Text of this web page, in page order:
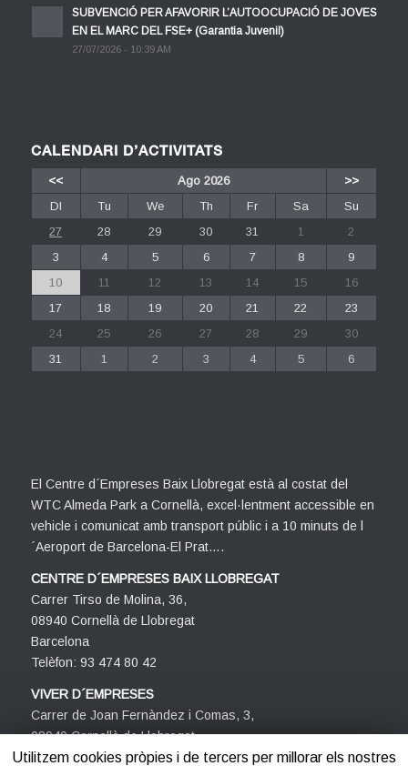
SUBVENCIÓ PER AFAVORIR L’AUTOOCUPACIÓ DE JOVES
EN EL MARC DEL FSE+ (Garantia Juvenil)
27/07/2026 - 10:39 AM
CALENDARI D’ACTIVITATS
<< Ago 2026
>>
Dl
Tu We Th Fr Sa
Su
27
28 29 30 31 1
2
3
4 5 6 7 8
9
10
11 12 13 14 15
16
17
18 19 20 21 22
23
24
25 26 27 28 29
30
31
1 2 3 4 5 6
El Centre d´Empreses Baix Llobregat està al costat del
WTC Almeda Park a Cornellà, excel·lentment accessible en
vehicle i comunicat amb transport públic i a 10 minuts de l
´Aeroport de Barcelona-El Prat….
CENTRE D´EMPRESES BAIX LLOBREGAT
Carrer Tirso de Molina, 36,
08940 Cornellà de Llobregat
Barcelona
Telèfon: 93 474 80 42
VIVER D´EMPRESES
Carrer de Joan Fernàndez i Comas, 3,
08940 Cornellà de Llobregat
Barcelona
Utilitzem cookies pròpies i de tercers per millorar els nostres